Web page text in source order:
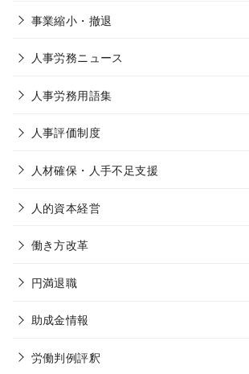
事業縮小・撤退
人事労務ニュース
人事労務用語集
人事評価制度
人材確保・人手不足支援
人的資本経営
働き方改革
円満退職
助成金情報
労働判例評釈